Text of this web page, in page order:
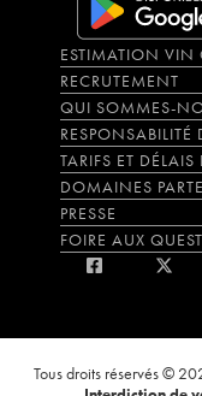
ESTIMATION VIN
RECRUTEMENT
QUI SOMMES-
RESPONSABILITÉ
TARIFS ET
DOMAINES
PRESSE
FOIRE AUX
Tous droits réservés ©